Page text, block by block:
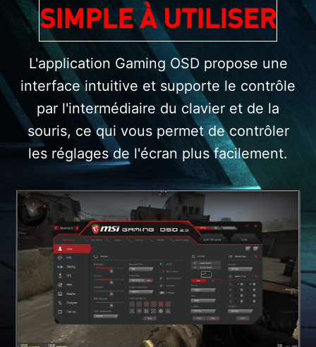
SIMPLE À UTILISER
L'application Gaming OSD propose une
interface intuitive et supporte le contrôle
par l'intermédiaire du clavier et de la
souris, ce qui vous permet de contrôler
les réglages de l'écran plus facilement.